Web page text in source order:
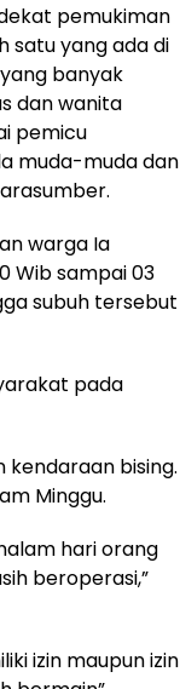
pemukiman
satu yang ada di
banyak
dan wanita
pemicu
muda-muda dan
warga Ia
Wib sampai 03
subuh tersebut
pada
kendaraan bising.
Minggu.
hari orang
beroperasi,”
izin maupun izin